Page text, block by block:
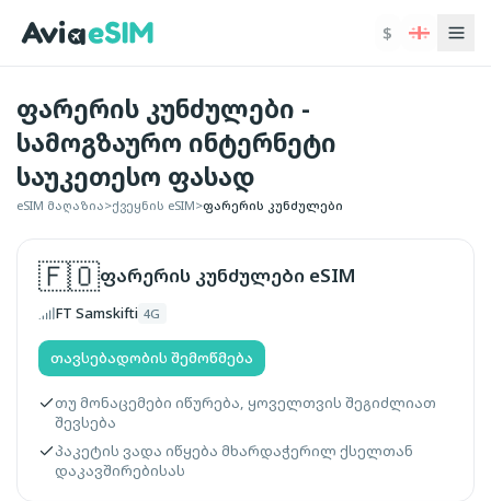
$
ფარერის კუნძულები -
სამოგზაურო ინტერნეტი
საუკეთესო ფასად
eSIM მაღაზია>ქვეყნის eSIM>ფარერის კუნძულები
🇫🇴ფარერის კუნძულებიeSIM
FT Samskifti 4G
თავსებადობის შემოწმება
თუ მონაცემები იწურება, ყოველთვის შეგიძლიათ
შევსება
პაკეტის ვადა იწყება მხარდაჭერილ ქსელთან
დაკავშირებისას